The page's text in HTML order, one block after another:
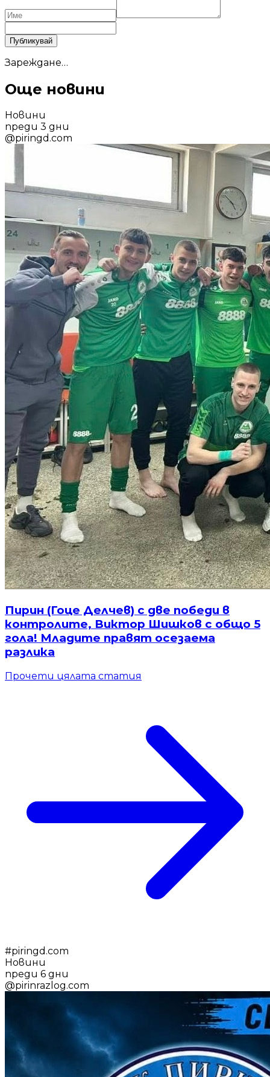
Публикувай
Зареждане…
Още новини
Новини
преди 3 дни
@piringd.com
Пирин (Гоце Делчев) с две победи в
контролите, Виктор Шишков с общо 5
гола! Младите правят осезаема
разлика
Прочети цялата статия
#piringd.com
Новини
преди 6 дни
@pirinrazlog.com